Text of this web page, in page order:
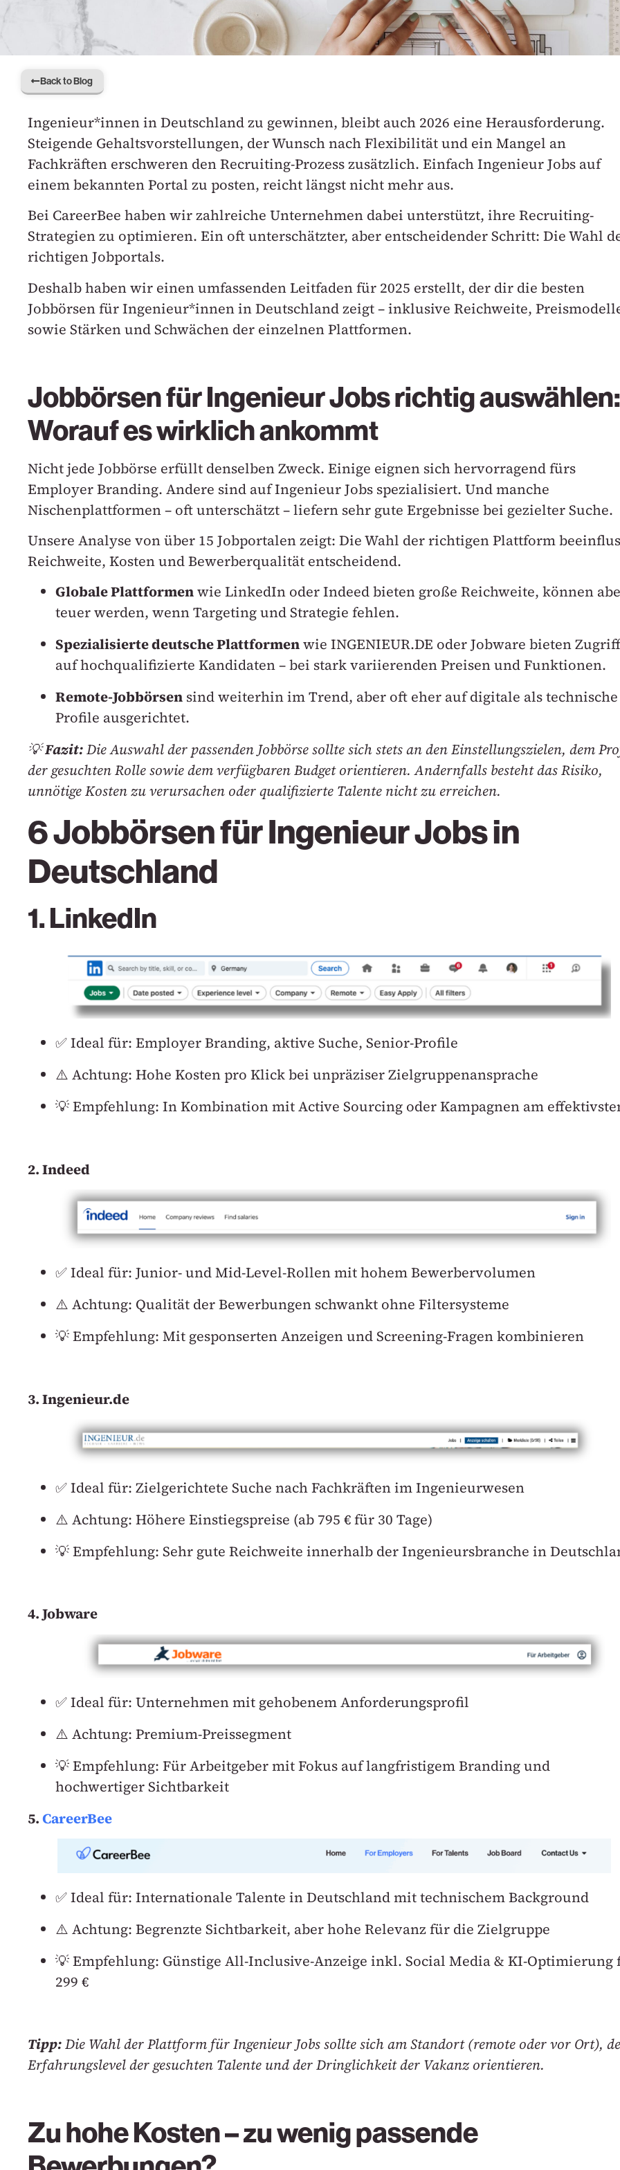
Back to Blog
Ingenieur*innen in Deutschland zu gewinnen, bleibt auch 2026 eine Herausforderung.
Steigende Gehaltsvorstellungen, der Wunsch nach Flexibilität und ein Mangel an
Fachkräften erschweren den Recruiting-Prozess zusätzlich. Einfach Ingenieur Jobs auf
einem bekannten Portal zu posten, reicht längst nicht mehr aus.
Bei CareerBee haben wir zahlreiche Unternehmen dabei unterstützt, ihre Recruiting-
Strategien zu optimieren. Ein oft unterschätzter, aber entscheidender Schritt: Die Wahl
richtigen Jobportals.
Deshalb haben wir einen umfassenden Leitfaden für 2025 erstellt, der dir die besten
Jobbörsen für Ingenieur*innen in Deutschland zeigt – inklusive Reichweite,
sowie Stärken und Schwächen der einzelnen Plattformen.
Jobbörsen für Ingenieur Jobs richtig auswählen:
Worauf es wirklich ankommt
Nicht jede Jobbörse erfüllt denselben Zweck. Einige eignen sich hervorragend fürs
Employer Branding. Andere sind auf Ingenieur Jobs spezialisiert. Und manche
Nischenplattformen – oft unterschätzt – liefern sehr gute Ergebnisse bei gezielter Suche.
Unsere Analyse von über 15 Jobportalen zeigt: Die Wahl der richtigen Plattform
Reichweite, Kosten und Bewerberqualität entscheidend.
Globale Plattformenwie LinkedIn oder Indeed bieten große Reichweite, können
teuer werden, wenn Targeting und Strategie fehlen.
Spezialisierte deutsche Plattformenwie INGENIEUR.DE oder Jobware bieten Zugriff
auf hochqualifizierte Kandidaten – bei stark variierenden Preisen und Funktionen.
Remote-Jobbörsen sind weiterhin im Trend, aber oft eher auf digitale als technische
Profile ausgerichtet.
💡Fazit:Die Auswahl der passenden Jobbörse sollte sich stets an den Einstellungszielen, dem
der gesuchten Rolle sowie dem verfügbaren Budget orientieren. Andernfalls besteht das Risiko,
unnötige Kosten zu verursachen oder qualifizierte Talente nicht zu erreichen.
6 Jobbörsen für Ingenieur Jobs in
Deutschland
1. LinkedIn
✅ Ideal für: Employer Branding, aktive Suche, Senior-Profile
⚠️ Achtung: Hohe Kosten pro Klick bei unpräziser Zielgruppenansprache
💡 Empfehlung: In Kombination mit Active Sourcing oder Kampagnen am
2. Indeed
✅ Ideal für: Junior- und Mid-Level-Rollen mit hohem Bewerbervolumen
⚠️ Achtung: Qualität der Bewerbungen schwankt ohne Filtersysteme
💡 Empfehlung: Mit gesponserten Anzeigen und Screening-Fragen kombinieren
3. Ingenieur.de
✅ Ideal für: Zielgerichtete Suche nach Fachkräften im Ingenieurwesen
⚠️ Achtung: Höhere Einstiegspreise (ab 795 € für 30 Tage)
💡 Empfehlung: Sehr gute Reichweite innerhalb der Ingenieursbranche in
4. Jobware
✅ Ideal für: Unternehmen mit gehobenem Anforderungsprofil
⚠️ Achtung: Premium-Preissegment
💡 Empfehlung: Für Arbeitgeber mit Fokus auf langfristigem Branding und
hochwertiger Sichtbarkeit
5.CareerBee
✅ Ideal für: Internationale Talente in Deutschland mit technischem Background
⚠️ Achtung: Begrenzte Sichtbarkeit, aber hohe Relevanz für die Zielgruppe
💡 Empfehlung: Günstige All-Inclusive-Anzeige inkl. Social Media & KI-Optimierung
299 €
Tipp:Die Wahl der Plattform für Ingenieur Jobs sollte sich am Standort (remote oder vor Ort),
Erfahrungslevel der gesuchten Talente und der Dringlichkeit der Vakanz orientieren.
Zu hohe Kosten – zu wenig passende